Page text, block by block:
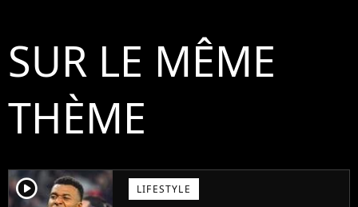
SUR LE MÊME
THÈME
player2 LIFESTYLE